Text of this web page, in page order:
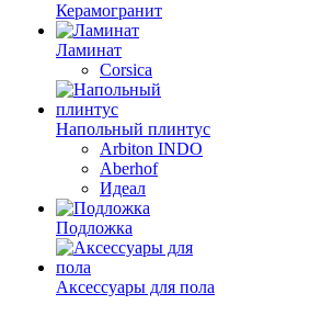
Керамогранит
Ламинат
Corsica
Напольный плинтус
Arbiton INDO
Aberhof
Идеал
Подложка
Аксессуары для пола